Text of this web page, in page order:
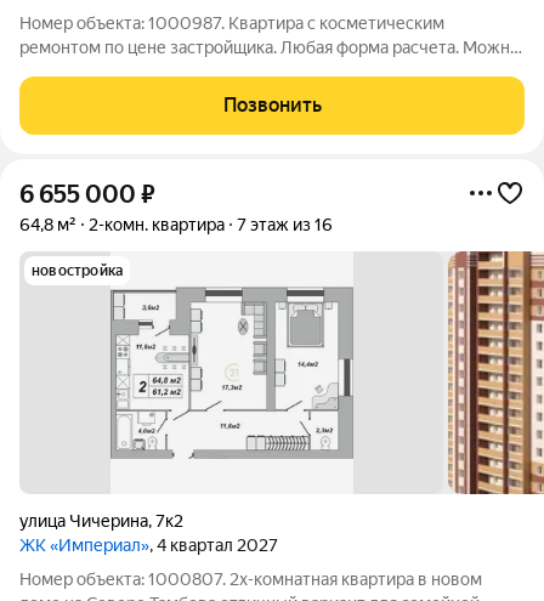
Номер объекта: 1000987. Квартира с косметическим
ремонтом по цене застройщика. Любая форма расчета. Можно
ипотеку. Первоначальный взнос по семейной ипотеке ниже на
10%. Площадь 47,22 м Комната
Позвонить
6 655 000 ₽
64,8 м² 2-комн. квартира 7 этаж из 16
новостройка
улица Чичерина,7к2
ЖК «Империал», 4 квартал 2027
Номер объекта: 1000807. 2х-комнатная квартира в новом